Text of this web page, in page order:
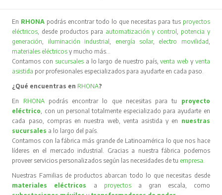
En RHONA podrás encontrar todo lo que necesitas para tus proyectos
eléctricos , desde productos para automatización y control
potencia y
generación
iluminación industrial energía solar, electro movilidad
materiales eléctricos y mucho más…
Contamos con sucursales a lo largo de nuestro país,venta web y venta
asistida por profesionales especializados para ayudarte en cada paso.
¿Qué encuentras en RHONA?
En RHONA podrás encontrar lo que necesitas para tu proyecto
eléctrico , con un personal totalmente especializado para ayudarte en
cada paso, compras en nuestra web, venta asistida y en nuestras
sucursales a lo largo del país.
Contamos con la fábrica más grande de Latinoamérica lo que nos hace
líderes en el mercado industrial. Gracias a nuestra fábrica podemos
proveer servicios personalizados según las necesidades de tu empresa
Nuestras Familias de productos abarcan todo lo que necesitas desde
materiales eléctricos
a proyectos
a gran escala, como